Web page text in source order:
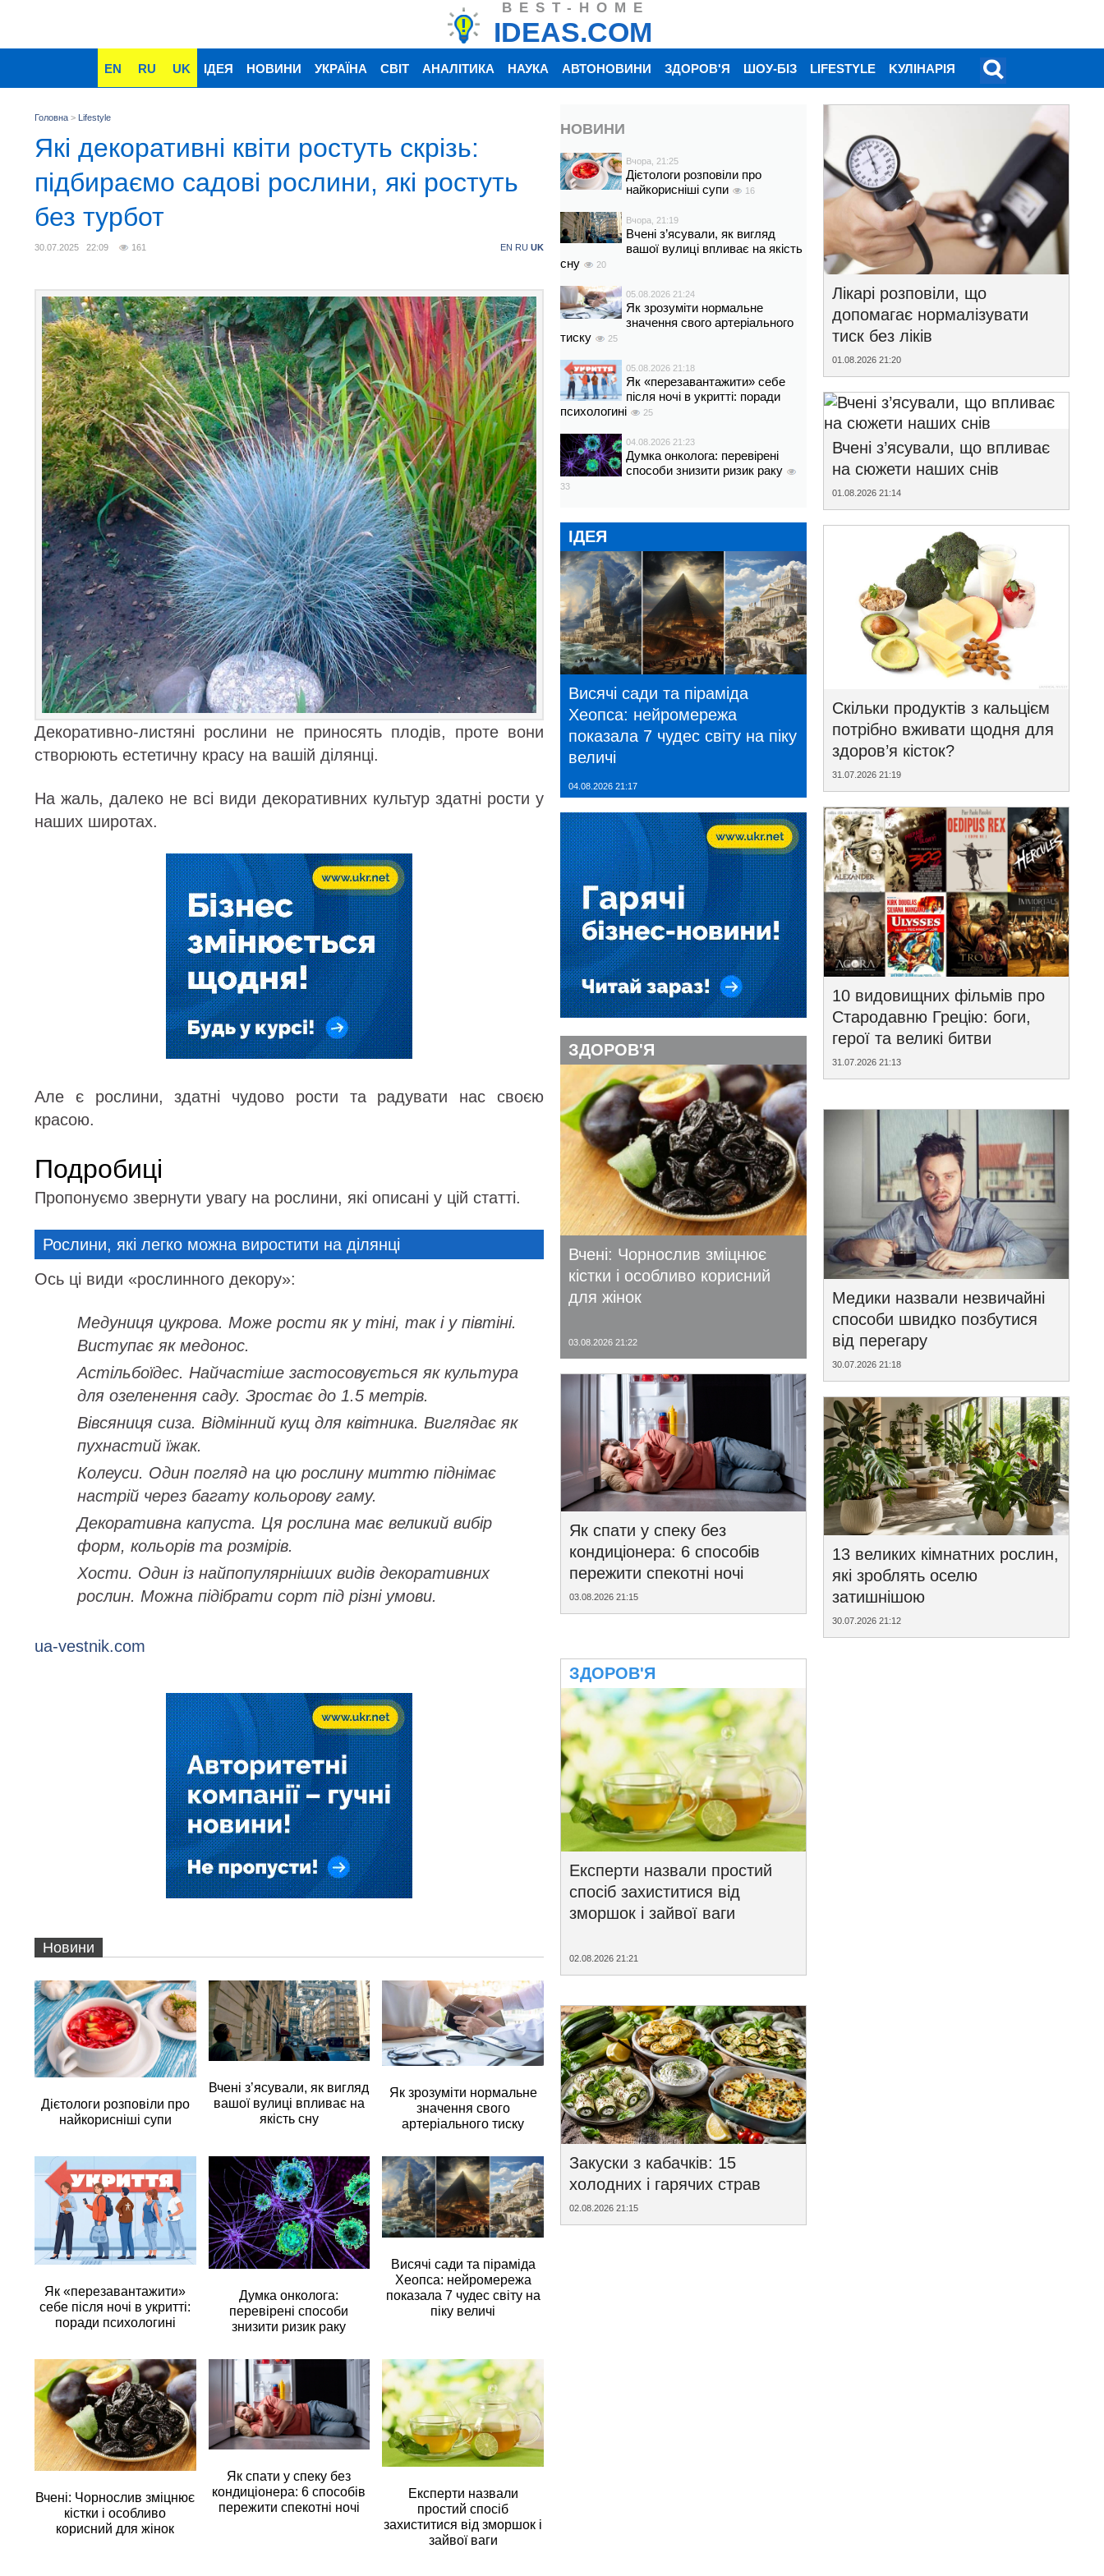
BEST-HOME
IDEAS.COM
EN RU UK ІДЕЯ НОВИНИ УКРАЇНА СВІТ АНАЛІТИКА НАУКА АВТОНОВИНИ ЗДОРОВ'Я ШОУ-БІЗ LIFESTYLE KУЛІНАРІЯ
Головна > Lifestyle
Які декоративні квіти ростуть скрізь:
підбираємо садові рослини, які ростуть
без турбот
30.07.2025 22:09 161 EN RU UK
Декоративно-листяні рослини не приносять плодів, проте вони
створюють естетичну красу на вашій ділянці.
На жаль, далеко не всі види декоративних культур здатні рости у
наших широтах.
Але є рослини, здатні чудово рости та радувати нас своєю
красою.
Подробиці
Пропонуємо звернути увагу на рослини, які описані у цій статті.
Рослини, які легко можна виростити на ділянці
Ось ці види «рослинного декору»:
Медуниця цукрова. Може рости як у тіні, так і у півтіні.
Виступає як медонос.
Астільбоїдес. Найчастіше застосовується як культура
для озеленення саду. Зростає до 1.5 метрів.
Вівсяниця сиза. Відмінний кущ для квітника. Виглядає як
пухнастий їжак.
Колеуси. Один погляд на цю рослину миттю піднімає
настрій через багату кольорову гаму.
Декоративна капуста. Ця рослина має великий вибір
форм, кольорів та розмірів.
Хости. Один із найпопулярніших видів декоративних
рослин. Можна підібрати сорт під різні умови.
ua-vestnik.com
Новини
Дієтологи розповіли про
найкорисніші супи
Вчені з’ясували, як вигляд
вашої вулиці впливає на
якість сну
Як зрозуміти нормальне
значення свого
артеріального тиску
Як «перезавантажити»
себе після ночі в укритті:
поради психологині
Думка онколога:
перевірені способи
знизити ризик раку
Висячі сади та піраміда
Хеопса: нейромережа
показала 7 чудес світу на
піку величі
Вчені: Чорнослив зміцнює
кістки і особливо
корисний для жінок
Як спати у спеку без
кондиціонера: 6 способів
пережити спекотні ночі
Експерти назвали
простий спосіб
захиститися від зморшок і
зайвої ваги
НОВИНИ
Вчора, 21:25
Дієтологи розповіли про
найкорисніші супи
16
Вчора, 21:19
Вчені з’ясували, як вигляд
вашої вулиці впливає на якість
сну
20
05.08.2026 21:24
Як зрозуміти нормальне
значення свого артеріального
тиску
25
05.08.2026 21:18
Як «перезавантажити» себе
після ночі в укритті: поради
психологині
25
04.08.2026 21:23
Думка онколога: перевірені
способи знизити ризик раку
33
ІДЕЯ
Висячі сади та піраміда
Хеопса: нейромережа
показала 7 чудес світу на піку
величі
04.08.2026 21:17
ЗДОРОВ'Я
Вчені: Чорнослив зміцнює
кістки і особливо корисний
для жінок
03.08.2026 21:22
Як спати у спеку без
кондиціонера: 6 способів
пережити спекотні ночі
03.08.2026 21:15
ЗДОРОВ'Я
Експерти назвали простий
спосіб захиститися від
зморшок і зайвої ваги
02.08.2026 21:21
Закуски з кабачків: 15
холодних і гарячих страв
02.08.2026 21:15
Лікарі розповіли, що
допомагає нормалізувати
тиск без ліків
01.08.2026 21:20
Вчені з’ясували, що впливає
на сюжети наших снів
01.08.2026 21:14
Скільки продуктів з кальцієм
потрібно вживати щодня для
здоров’я кісток?
31.07.2026 21:19
10 видовищних фільмів про
Стародавню Грецію: боги,
герої та великі битви
31.07.2026 21:13
Медики назвали незвичайні
способи швидко позбутися
від перегару
30.07.2026 21:18
13 великих кімнатних рослин,
які зроблять оселю
затишнішою
30.07.2026 21:12